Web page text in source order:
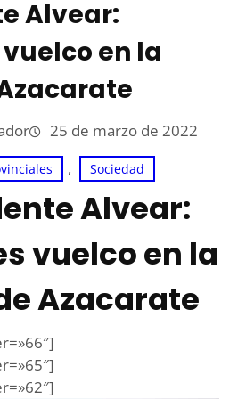
Alvear:
en la
25 de marzo de 2022
, Sociedad
Alvear:
vuelco en la
Azacarate